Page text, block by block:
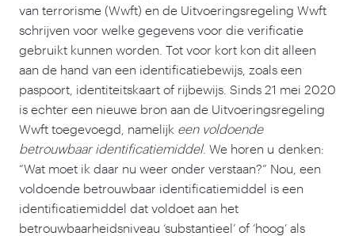
van terrorisme (Wwft) en de Uitvoeringsregeling Wwft
schrijven voor welke gegevens voor die verificatie
gebruikt kunnen worden. Tot voor kort kon dit alleen
aan de hand van een identificatiebewijs, zoals een
paspoort, identiteitskaart of rijbewijs. Sinds 21 mei 2020
is echter een nieuwe bron aan de Uitvoeringsregeling
Wwft toegevoegd, namelijk een voldoende
betrouwbaar identificatiemiddel. We horen u denken:
“Wat moet ik daar nu weer onder verstaan?” Nou, een
voldoende betrouwbaar identificatiemiddel is een
identificatiemiddel dat voldoet aan het
betrouwbaarheidsniveau ‘substantieel’ of ‘hoog’ als